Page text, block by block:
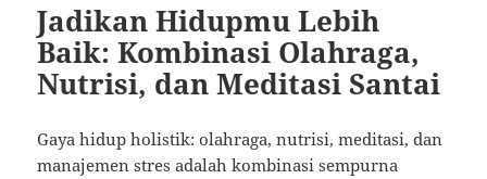
Jadikan Hidupmu Lebih
Baik: Kombinasi Olahraga,
Nutrisi, dan Meditasi Santai
Gaya hidup holistik: olahraga, nutrisi, meditasi, dan
manajemen stres adalah kombinasi sempurna